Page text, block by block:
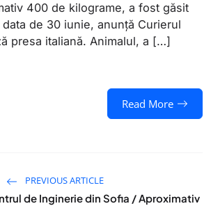
400 de kilograme, a fost găsit
de 30 iunie, anunță Curierul
presa italiană. Animalul, a […]
Read More
PREVIOUS ARTICLE
de Inginerie din Sofia / Aproximativ